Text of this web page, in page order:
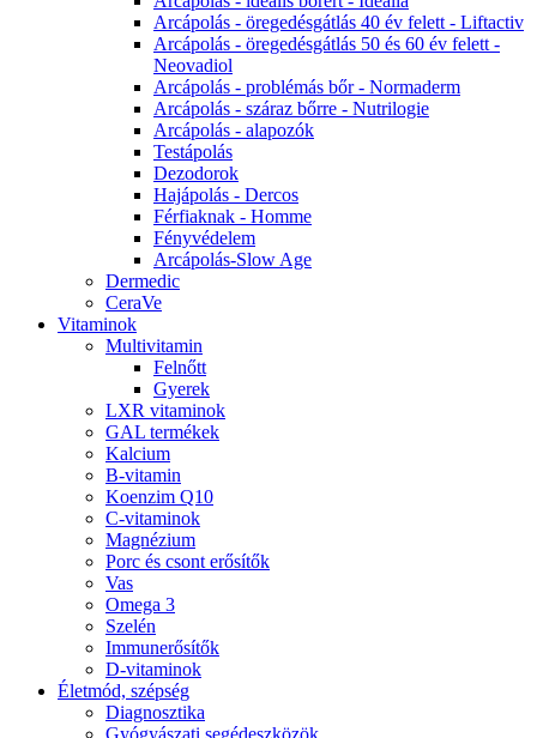
Arcápolás - öregedésgátlás 40 év felett - Liftactiv
Arcápolás - öregedésgátlás 50 és 60 év felett -
Neovadiol
Arcápolás - problémás bőr - Normaderm
Arcápolás - száraz bőrre - Nutrilogie
Arcápolás - alapozók
Testápolás
Dezodorok
Hajápolás - Dercos
Férfiaknak - Homme
Fényvédelem
Arcápolás-Slow Age
Dermedic
CeraVe
Vitaminok
Multivitamin
Felnőtt
Gyerek
LXR vitaminok
GAL termékek
Kalcium
B-vitamin
Koenzim Q10
C-vitaminok
Magnézium
Porc és csont erősítők
Vas
Omega 3
Szelén
Immunerősítők
D-vitaminok
Életmód, szépség
Diagnosztika
Gyógyászati segédeszközök